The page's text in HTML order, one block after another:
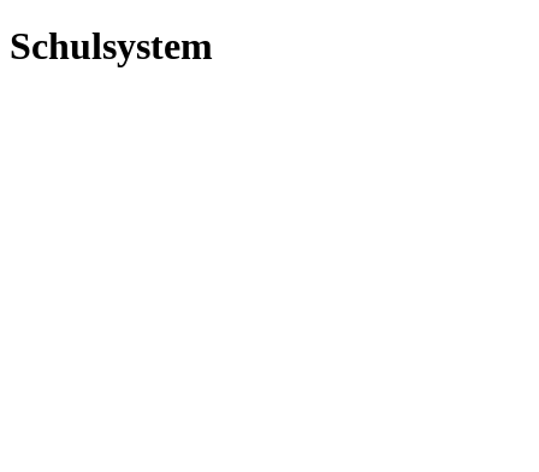
Schulsystem